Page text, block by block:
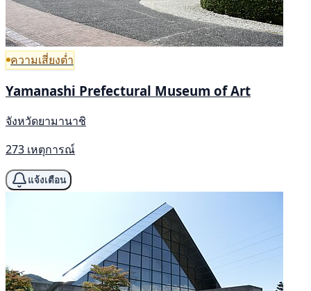
ความเสี่ยงต่ำ
Yamanashi Prefectural Museum of Art
จังหวัดยามานาชิ
273 เหตุการณ์
แจ้งเตือน